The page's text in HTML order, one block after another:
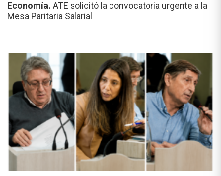
Economía. ATE solicitó la convocatoria urgente a la
Mesa Paritaria Salarial